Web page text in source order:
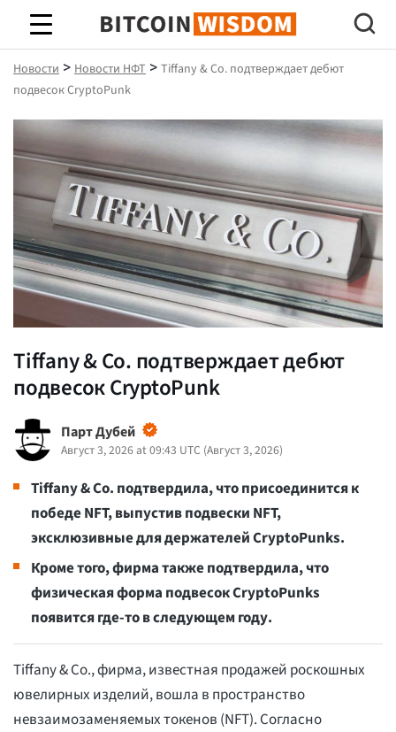
Биткойн Мудрость
Новости > Новости НФТ > Tiffany & Co. подтверждает дебют
подвесок CryptoPunk
Tiffany & Co. подтверждает дебют
подвесок CryptoPunk
Парт Дубей
Август 3, 2026 at 09:43 UTC (Август 3, 2026)
Tiffany & Co. подтвердила, что присоединится к
победе NFT, выпустив подвески NFT,
эксклюзивные для держателей CryptoPunks.
Кроме того, фирма также подтвердила, что
физическая форма подвесок CryptoPunks
появится где-то в следующем году.
Tiffany & Co., фирма, известная продажей роскошных
ювелирных изделий, вошла в пространство
невзаимозаменяемых токенов (NFT). Согласно